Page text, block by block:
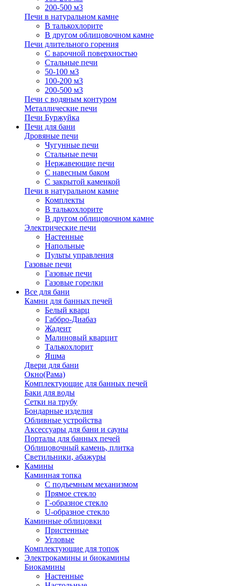
200-500 м3
Печи в натуральном камне
В талькохлорите
В другом облицовочном камне
Печи длительного горения
С варочной поверхностью
Стальные печи
50-100 м3
100-200 м3
200-500 м3
Печи с водяным контуром
Металлические печи
Печи Буржуйка
Печи для бани
Дровяные печи
Чугунные печи
Стальные печи
Нержавеющие печи
С навесным баком
С закрытой каменкой
Печи в натуральном камне
Комплекты
В талькохлорите
В другом облицовочном камне
Электрические печи
Настенные
Напольные
Пульты управления
Газовые печи
Газовые печи
Газовые горелки
Все для бани
Камни для банных печей
Белый кварц
Габбро-Диабаз
Жадеит
Малиновый кварцит
Талькохлорит
Яшма
Двери для бани
Окно(Рама)
Комплектующие для банных печей
Баки для воды
Сетки на трубу
Бондарные изделия
Обливные устройства
Аксессуары для бани и сауны
Порталы для банных печей
Облицовочный камень, плитка
Светильники, абажуры
Камины
Каминная топка
С подъемным механизмом
Прямое стекло
Г-образное стекло
U-образное стекло
Каминные облицовки
Пристенные
Угловые
Комплектующие для топок
Электрокамины и биокамины
Биокамины
Настенные